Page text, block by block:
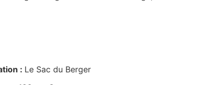
: Le Sac du Berger